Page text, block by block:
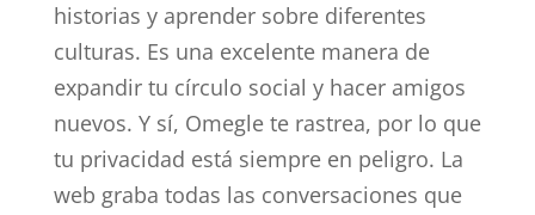
historias y aprender sobre diferentes
culturas. Es una excelente manera de
expandir tu círculo social y hacer amigos
nuevos. Y sí, Omegle te rastrea, por lo que
tu privacidad está siempre en peligro. La
web graba todas las conversaciones que